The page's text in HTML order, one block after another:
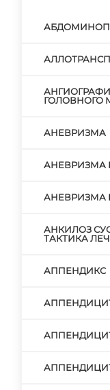
ГОЛОВНОГО
АНЕВРИЗМА
АНЕВРИЗМА
АНЕВРИЗМА
АНКИЛОЗ
ТАКТИКА
АППЕНДИКС